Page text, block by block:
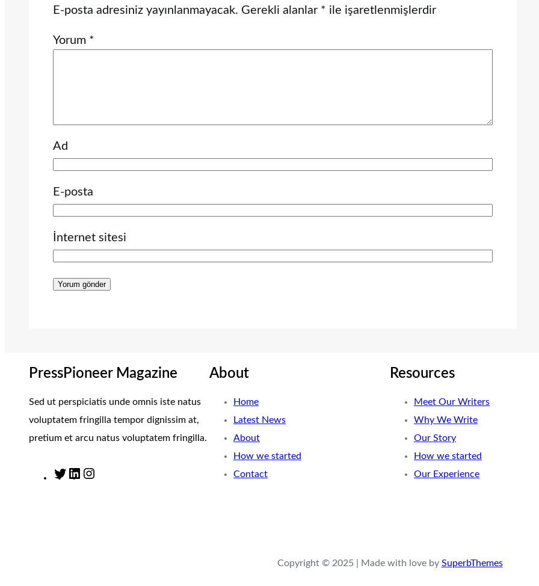
E-posta adresiniz yayınlanmayacak. Gerekli alanlar * ile işaretlenmişlerdir
Yorum *
Ad
E-posta
İnternet sitesi
PressPioneer Magazine
Sed ut perspiciatis unde omnis iste natus
voluptatem fringilla tempor dignissim at,
pretium et arcu natus voluptatem fringilla.
T
L
About
Home
Latest News
About
How we started
Contact
Resources
Meet Our Writers
Why We Write
Our Story
How we started
Our Experience
Copyright © 2025 | Made with love by SuperbThemes